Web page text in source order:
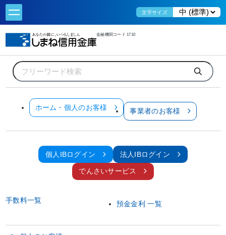
文字サイズ
金融機関コード 1710
ホーム・個人のお客様 事業者のお客様
個人IBログイン 法人IBログイン
でんさいサービス
手数料一覧 預金金利 一覧
ホーム 事業者のお客様 資金調達しましんGX支援資金